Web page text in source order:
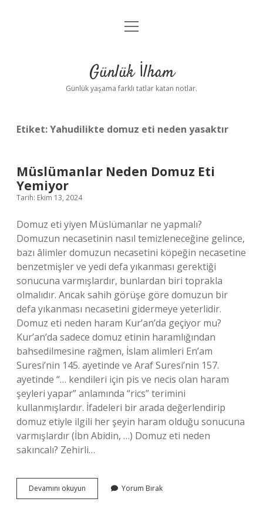
Anasayfa
Yasal Uyarı
menüyü
Günlük İlham
Günlük yaşama farklı tatlar katan notlar.
Etiket:Yahudilikte domuz eti neden yasaktır
Müslümanlar Neden Domuz Eti
Yemiyor
Tarih: Ekim 13, 2024
Domuz eti yiyen Müslümanlar ne yapmalı?
Domuzun necasetinin nasıl temizleneceğine gelince,
bazı âlimler domuzun necasetini köpeğin necasetine
benzetmişler ve yedi defa yıkanması gerektiği
sonucuna varmışlardır, bunlardan biri toprakla
olmalıdır. Ancak sahih görüşe göre domuzun bir
defa yıkanması necasetini gidermeye yeterlidir.
Domuz eti neden haram Kur’an’da geçiyor mu?
Kur’an’da sadece domuz etinin haramlığından
bahsedilmesine rağmen, İslam alimleri En’am
Suresi’nin 145. ayetinde ve Araf Suresi’nin 157.
ayetinde “… kendileri için pis ve necis olan haram
şeyleri yapar” anlamında “rics” terimini
kullanmışlardır. İfadeleri bir arada değerlendirip
domuz etiyle ilgili her şeyin haram olduğu sonucuna
varmışlardır (İbn Abidin, …) Domuz eti neden
sakıncalı? Zehirli…
Devamını okuyun Müslümanlar
Neden
Yorum Bırak